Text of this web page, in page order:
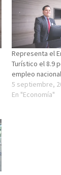
Representa el
Turístico el 8.9
empleo
5 septiembre,
En "Economía"